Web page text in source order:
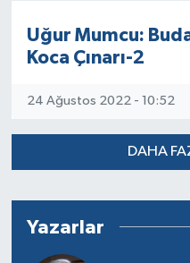
Uğur Mumcu:
Koca Çınarı-2
24 Ağustos 2022 - 10:52
DAHA
Yazarlar